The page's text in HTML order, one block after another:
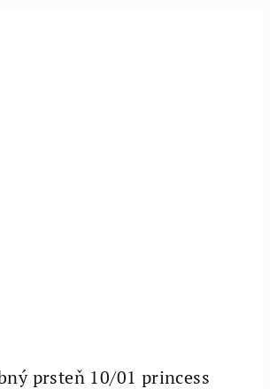
prsteň 10/01 princess